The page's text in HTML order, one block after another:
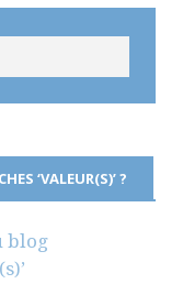
‘VALEUR(S)’ ?
blog